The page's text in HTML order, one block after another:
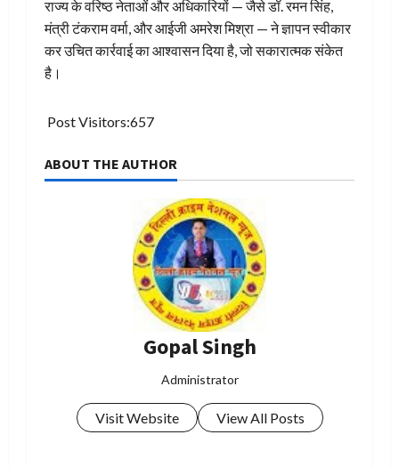
राज्य के वरिष्ठ नेताओं और अधिकारियों — जैसे डॉ. रमन सिंह,
मंत्री टंकराम वर्मा, और आईजी अमरेश मिश्रा — ने ज्ञापन स्वीकार
कर उचित कार्रवाई का आश्वासन दिया है, जो सकारात्मक संकेत
है।
Post Visitors:657
ABOUT THE AUTHOR
Gopal Singh
Administrator
Visit Website View All Posts